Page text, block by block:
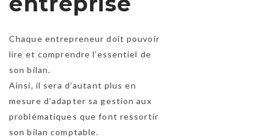
Chaque entrepreneur doit pouvoir
lire et comprendre l’essentiel de
son bilan.
Ainsi, il sera d’autant plus en
mesure d’adapter sa gestion aux
problématiques que font ressortir
son bilan comptable.